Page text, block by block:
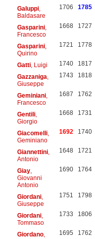
Galuppi,
Baldasare
1706 1785
Gasparini,
Francesco
1668 1727
Gasparini,
Quirino
1721 1778
Gatti, Luigi 1740 1817
Gazzaniga
Giuseppe
1743 1818
Geminiani,
Francesco
1687 1762
Gentili,
Giorgio
1668 1731
Giacomelli,
Geminiano
1692 1740
Giannettini,
Antonio
1648 1721
Giay,
Giovanni
Antonio
1690 1764
Giordani,
Giuseppe
1751 1798
Giordani,
Tommaso
1733 1806
Giordano,
1695 1762